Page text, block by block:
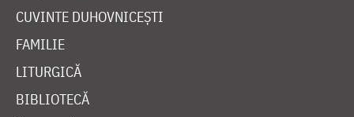
CUVINTE DUHOVNICEȘTI
FAMILIE
LITURGICĂ
BIBLIOTECĂ